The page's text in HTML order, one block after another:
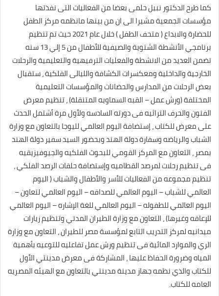
كما طرح الدكتور نبيل حلمى بعضا من الفعاليات التى نفذتها
مؤسسات الجمعية مشيرا الى ان من بينها مانظمه مركز الطفل
للحضارة والابداع ( متحف الطفل ) خلال عام 2021 حيث تم تنظيم
برنامجي الأنشطة الشتوية والصيفية للأطفال من 5 إلي 13 سنه
تضمن العديد من الانشطة والفعليات الترفيهية والتعليمية والرحلات
الخارجية والداخلية ومعكسرات الكشافة والليالى الفلكية ، ستقبال
بعض الرحلات من المدارس والحضانات والمؤسسات التعليمية
المختلفة (ورش عمل – القبه السماويه المتنقلة) ، تنظيم معرض
الفنون والحرف التراثيه فى دورته السادسه ولأول مرة أشتمل الحدث
على معرض للكتاب ، إستضافة اليوم العالمي لليوجا بالتعاون مع وزارة
الشباب والرياضه وسفارة دولة الهند وبحضور السيد سفير دولة الهند
بمصر ، التعاون مع المركز القومي للبحوث الفلكيه والجيوفيزيقيه
فى تنظيم رحلات لمرصد القطاميه وإستضافة حلقات الرصد الفلكي ،
تنظيم مجموعه من الفعاليات للأسر والأطفال والشباب ( اليوم
العالمي للشباب – اليوم العالمي للصداقه – اليوم العالمي لتعاون –
اليوم العالمي للطفوله – اليوم العالمي للغة الإشاره – اليوم العالمي
للإعاقه وغيرها) ، التعاون مع وزارة الطيران المدني وتنظيم زيارات
ميدانيه لمركز التدريب التابع لمؤسسة مصر للطيران ، التعاون مع وزارة
الري والموارد المائية فى تنظيم ورش عمل تفاعليه للتوعيه بأهمية
المياه وضرورة الحفاظ عليها ، المشاركة فى معرض مدينتي الأول
للكتاب والذي نظمه جهاز مدينة مدينتي بالتعاون مع الهيئه المصريه
العامه للكتاب.